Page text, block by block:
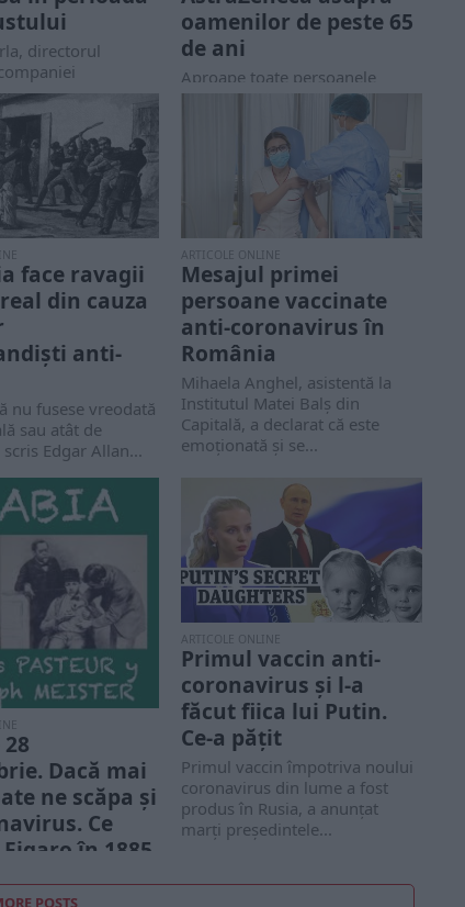
directorul
care produce
Covid-19,
oamenilor de peste 65
de ani
Aproape toate persoanele
infectate anterior cu COVID-19
au prezentat niveluri ridicate de
anticorpi pentru cel puţin...
face ravagii
din cauza
anti-
nu fusese vreodată
sau atât de
scris Edgar Allan...
ARTICOLE ONLINE
Mesajul primei
persoane vaccinate
anti-coronavirus în
România
Mihaela Anghel, asistentă la
Institutul Matei Balş din
Capitală, a declarat că este
emoţionată şi se...
Dacă mai
ne scăpa și
Ce
în 1885
că
erau
ARTICOLE ONLINE
Primul vaccin anti-
coronavirus și l-a
făcut fiica lui Putin.
Ce-a pățit
Primul vaccin împotriva noului
coronavirus din lume a fost
produs în Rusia, a anunţat
marţi preşedintele...
POSTS